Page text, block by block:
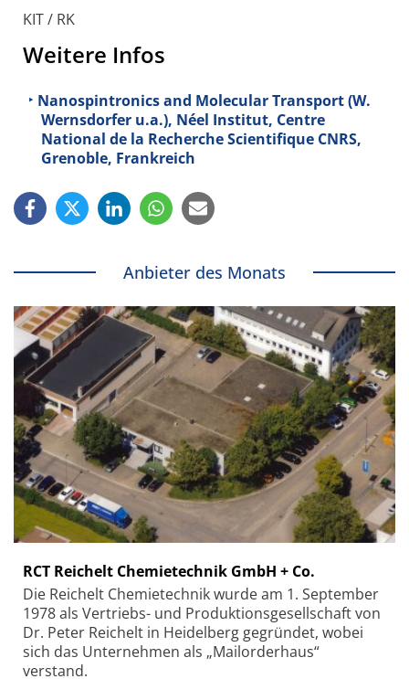
KIT / RK
Weitere Infos
Nanospintronics and Molecular Transport (W.
Wernsdorfer u.a.), Néel Institut, Centre
National de la Recherche Scientifique CNRS,
Grenoble, Frankreich
Anbieter des Monats
RCT Reichelt Chemietechnik GmbH + Co.
Die Reichelt Chemietechnik wurde am 1. September
1978 als Vertriebs- und Produktionsgesellschaft von
Dr. Peter Reichelt in Heidelberg gegründet, wobei
sich das Unternehmen als „Mailorderhaus“
verstand.